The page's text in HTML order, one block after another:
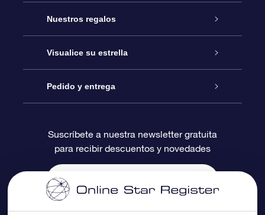
Atención
Contáctanos
Blog
Reseñas
Nuestros regalos
Regalo Estrella Online
Paquete de Regalo OSR
Tarjeta de Regalo OSR
Regalos empresariales
Visualice su estrella
Registro estelar
Página de Estrella Personalizada
Un Millón de Estrellas
Pedido y entrega
Información de Pago
Información de Envío
Suscríbete a nuestra newsletter gratuita
para recibir descuentos y novedades